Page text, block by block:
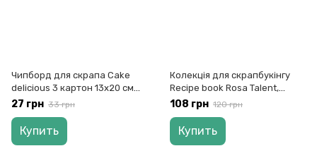
Чипборд для скрапа Cake
delicious 3 картон 13х20 см
Rоsа Talant, 94232032
27 грн 33 грн
Купить
Колекція для скрапбукінгу
Recipe book Rosa Talent,
5312011
108 грн 120 грн
Купить